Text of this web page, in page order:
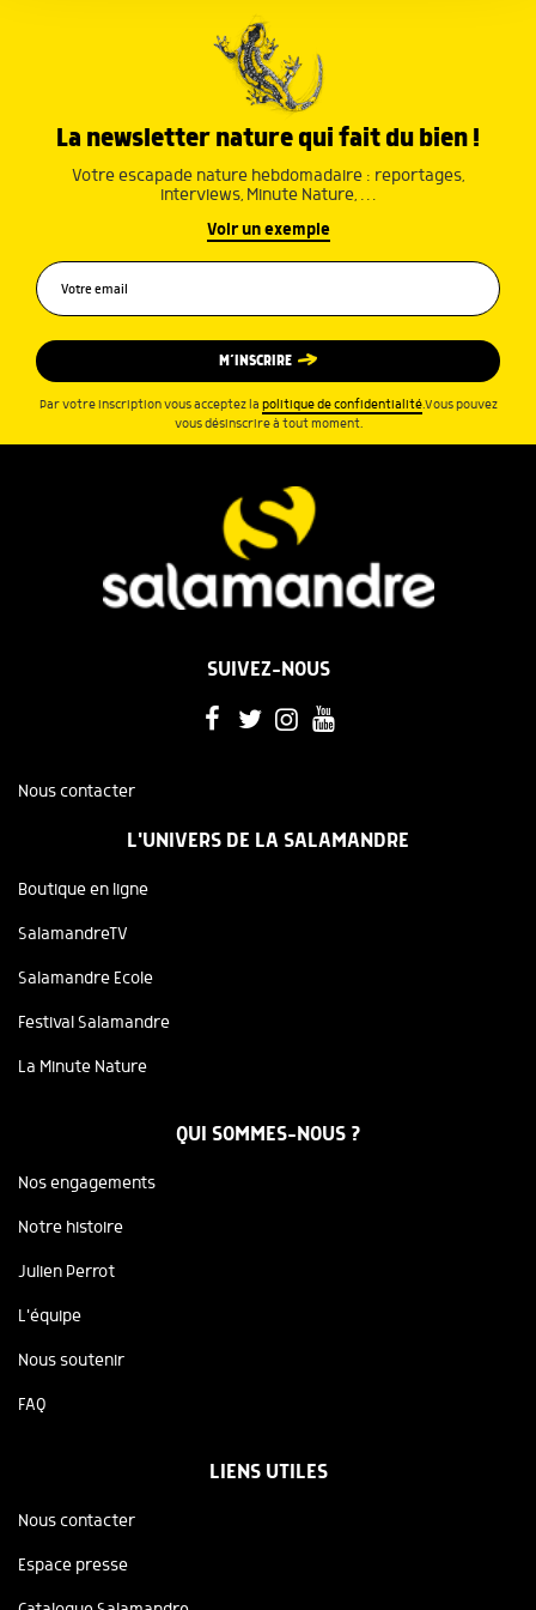
La newsletter nature qui fait du bien !
Votre escapade nature hebdomadaire : reportages,
interviews, Minute Nature, …
Voir un exemple
M’INSCRIRE
Par votre inscription vous acceptez la politique de confidentialité.Vous pouvez
vous désinscrire à tout moment.
SUIVEZ-NOUS
Nous contacter
L'UNIVERS DE LA SALAMANDRE
Boutique en ligne
SalamandreTV
Salamandre Ecole
Festival Salamandre
La Minute Nature
QUI SOMMES-NOUS ?
Nos engagements
Notre histoire
Julien Perrot
L'équipe
Nous soutenir
FAQ
LIENS UTILES
Nous contacter
Espace presse